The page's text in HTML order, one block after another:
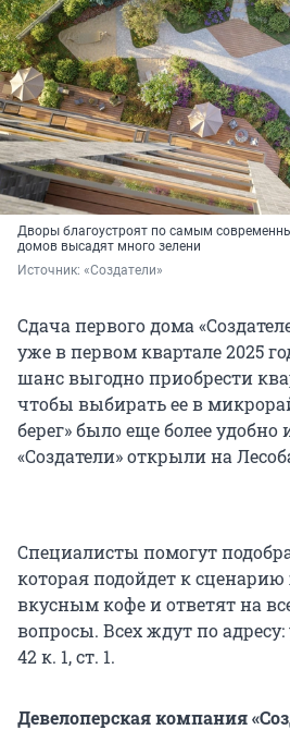
Дворы благоустроят по самым
домов высадят много зелени
Источник: «Создатели»
Сдача первого дома
уже в первом квартале 2025
шанс выгодно приобрести
чтобы выбирать ее в
берег» было еще более удобно
«Создатели» открыли на
Специалисты помогут
которая подойдет к сценарию
вкусным кофе и ответят на
вопросы. Всех ждут по адресу:
42 к. 1, ст. 1.
Девелоперская компания